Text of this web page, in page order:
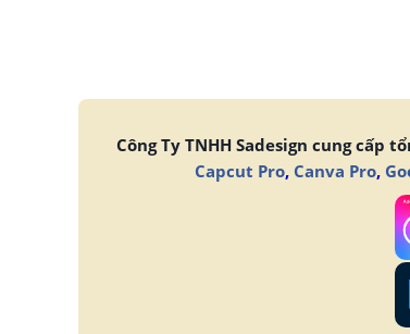
Công Ty TNHH Sadesign cung cấp
Capcut Pro, Canva Pro,